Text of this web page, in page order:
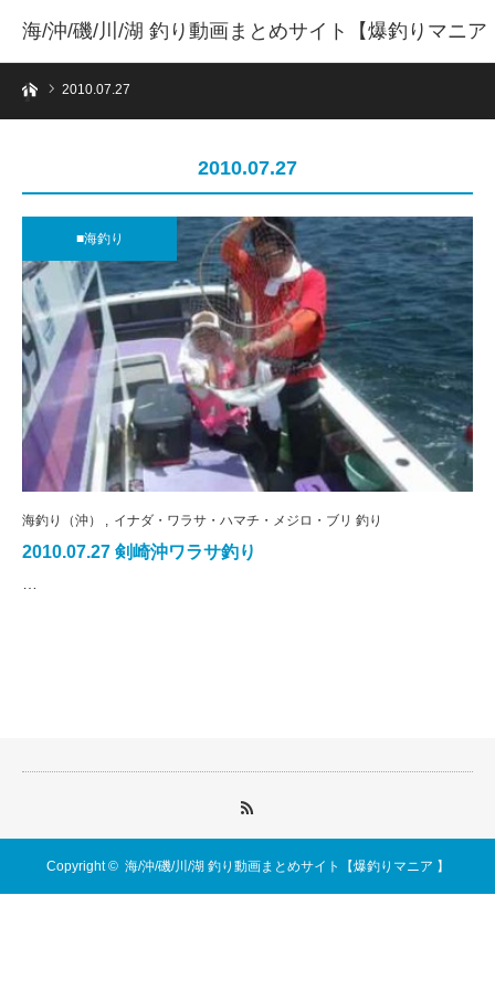
海/沖/磯/川/湖 釣り動画まとめサイト【爆釣りマニア
】ホーム2010.07.27
2010.07.27
■海釣り
海釣り（沖） イナダ・ワラサ・ハマチ・メジロ・ブリ 釣り
2010.07.27 剣崎沖ワラサ釣り
…
Copyright © 海/沖/磯/川/湖 釣り動画まとめサイト【爆釣りマニア 】